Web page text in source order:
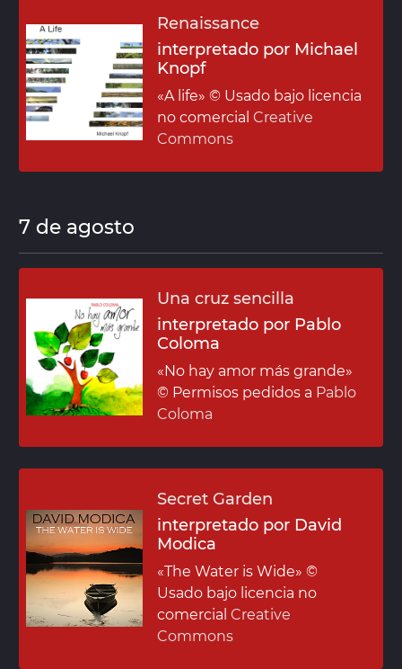
Renaissance
interpretado por Michael
Knopf
«A life» © Usado bajo licencia
no comercial Creative
Commons
7 de agosto
Una cruz sencilla
interpretado por Pablo
Coloma
«No hay amor más grande»
© Permisos pedidos a Pablo
Coloma
Secret Garden
interpretado por David
Modica
«The Water is Wide» ©
Usado bajo licencia no
comercial Creative
Commons